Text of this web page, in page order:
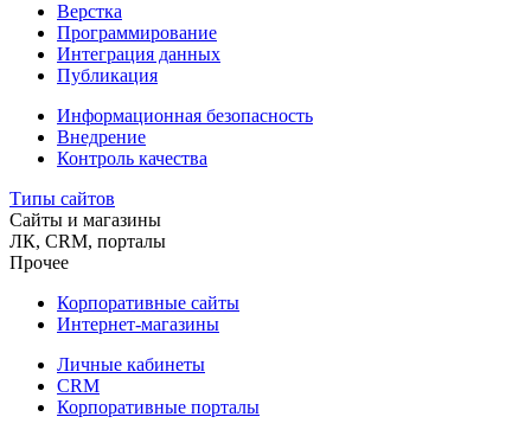
Верстка
Программирование
Интеграция данных
Публикация
Информационная безопасность
Внедрение
Контроль качества
Типы сайтов
Сайты и магазины
ЛК, CRM, порталы
Прочее
Корпоративные сайты
Интернет-магазины
Личные кабинеты
CRM
Корпоративные порталы